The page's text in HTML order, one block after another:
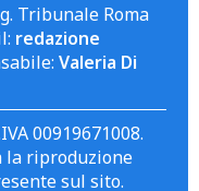
Tribunale Roma
redazione
Valeria Di
00919671008.
riproduzione
sul sito.